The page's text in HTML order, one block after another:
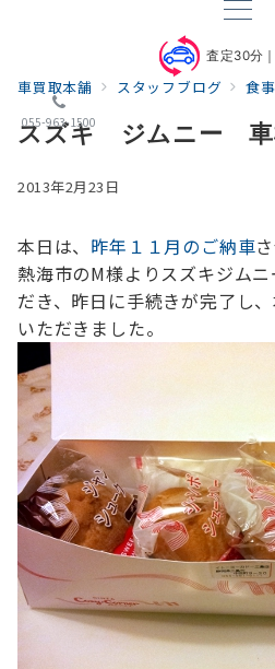
査定30分
055-963-1500
車買取本舗 スタッフブログ 食事
スズキ ジムニー 車
2013年2月23日
本日は、 昨年１１月のご納車
熱海市のM様よりスズキジム
だき、 昨日に手続きが完了し
いただきました。